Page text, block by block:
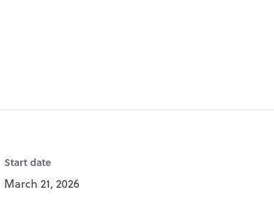
Start date
March 21, 2026